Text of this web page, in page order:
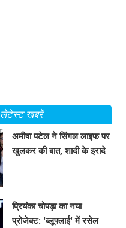
लेटेस्ट खबरें
अमीषा पटेल ने सिंगल लाइफ पर
खुलकर की बात, शादी के इरादे
प्रियंका चोपड़ा का नया
प्रोजेक्ट: 'ब्लूफ्लाई' में रसेल